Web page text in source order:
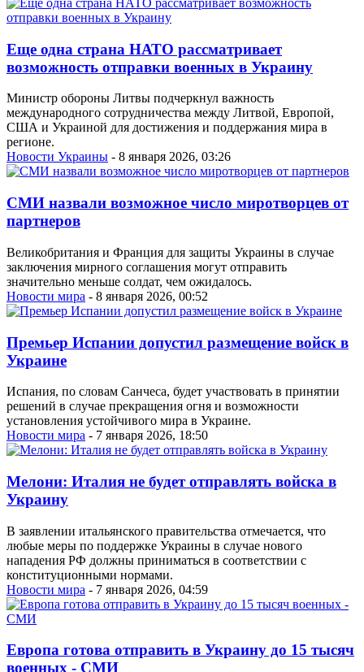
Еще одна страна НАТО рассматривает
возможность отправки военных в Украину
Министр обороны Литвы подчеркнул важность
международного сотрудничества между Литвой, Европой,
США и Украиной для достижения и поддержания мира в
регионе.
Новости Украины - 8 января 2026, 03:26
СМИ назвали возможное число миротворцев от
партнеров
Великобритания и Франция для защиты Украины в случае
заключения мирного соглашения могут отправить
значительно меньше солдат, чем ожидалось.
Новости мира - 8 января 2026, 00:52
Премьер Испании допустил размещение войск в
Украине
Испания, по словам Санчеса, будет участвовать в принятии
решений в случае прекращения огня и возможности
установления устойчивого мира в Украине.
Новости мира - 7 января 2026, 18:50
Мелони: Италия не будет отправлять войска в
Украину
В заявлении итальянского правительства отмечается, что
любые меры по поддержке Украины в случае нового
нападения РФ должны приниматься в соответствии с
конституционными нормами.
Новости мира - 7 января 2026, 04:59
Европа готова отправить в Украину до 15 тысяч
военных - СМИ